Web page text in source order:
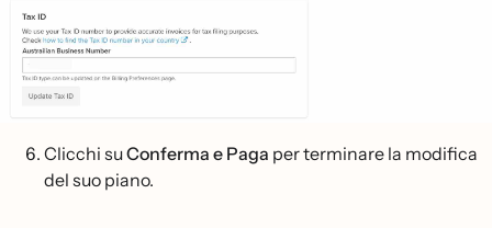
Clicchi suConferma e Paga per terminare la modifica
del suo piano.